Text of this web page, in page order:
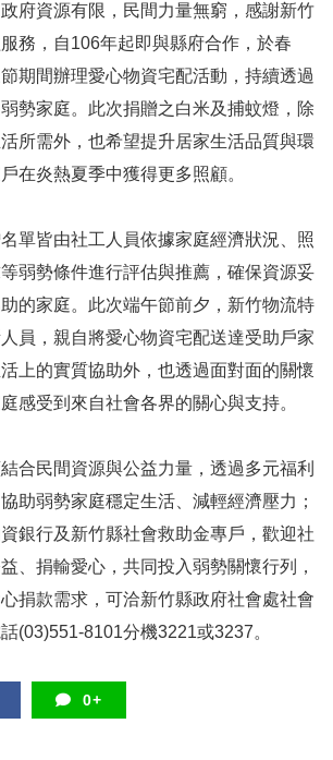
府資源有限，民間力量無窮，感謝新竹
務，自106年起即與縣府合作，於春
期間辦理愛心物資宅配活動，持續透過
勢家庭。此次捐贈之白米及捕蚊燈，除
所需外，也希望提升居家生活品質與環
在炎熱夏季中獲得更多照顧。
單皆由社工人員依據家庭經濟狀況、照
弱勢條件進行評估與推薦，確保資源妥
的家庭。此次端午節前夕，新竹物流特
員，親自將愛心物資宅配送達受助戶家
上的實質協助外，也透過面對面的關懷
感受到來自社會各界的關心與支持。
合民間資源與公益力量，透過多元福利
助弱勢家庭穩定生活、減輕經濟壓力；
銀行及新竹縣社會救助金專戶，歡迎社
、捐輸愛心，共同投入弱勢關懷行列，
捐款需求，可洽新竹縣政府社會處社會
(03)551-8101分機3221或3237。
0+